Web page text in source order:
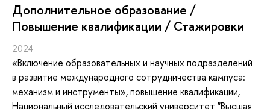
Дополнительное образование /
Повышение квалификации / Стажировки
2024
«Включение образовательных и научных подразделений
в развитие международного сотрудничества кампуса:
механизм и инструменты», повышение квалификации,
Национальный исследовательский университет "Высшая